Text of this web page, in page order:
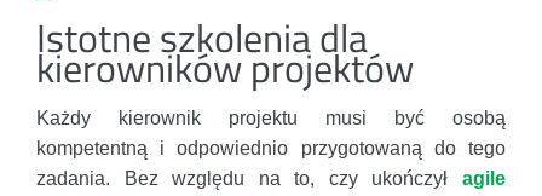
Istotne szkolenia dla
kierowników projektów
Każdy kierownik projektu musi być osobą
kompetentną i odpowiednio przygotowaną do tego
zadania. Bez względu na to, czy ukończył agile